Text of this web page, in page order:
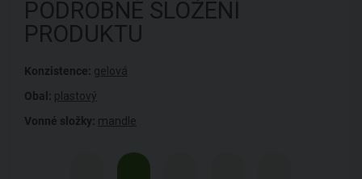
PODROBNÉ SLOŽENÍ
PRODUKTU
Konzistence: gelová
Obal: plastový
Vonné složky: mandle